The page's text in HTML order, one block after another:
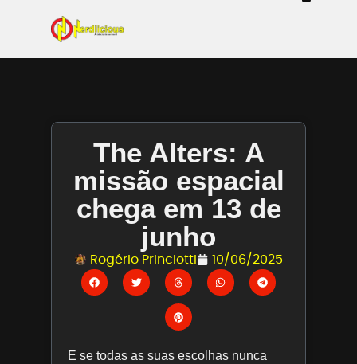
The Alters: A
missão espacial
chega em 13 de
junho
Rogério Princiotti 10/06/2025
E se todas as suas escolhas nunca